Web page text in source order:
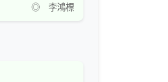
◎ 李鴻標